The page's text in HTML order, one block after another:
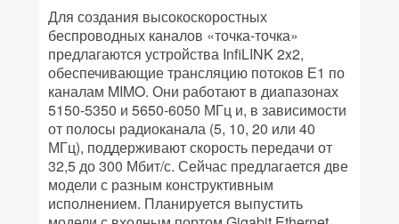
Для создания высокоскоростных
беспроводных каналов «точка-точка»
предлагаются устройства InfiLINK 2x2,
обеспечивающие трансляцию потоков Е1 по
каналам MIMO. Они работают в диапазонах
5150-5350 и 5650-6050 МГц и, в зависимости
от полосы радиоканала (5, 10, 20 или 40
МГц), поддерживают скорость передачи от
32,5 до 300 Мбит/с. Сейчас предлагается две
модели с разным конструктивным
исполнением. Планируется выпустить